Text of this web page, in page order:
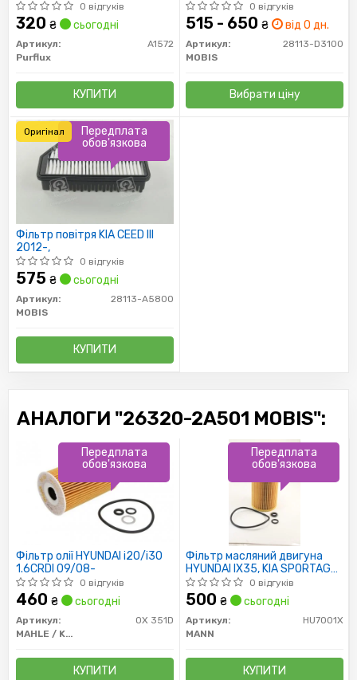
0 відгуків
320 ₴ сьогодні
Артикул:
A1572
Purflux
КУПИТИ
0 відгуків
515 - 650 ₴ від 0 дн.
Артикул:
28113-D3100
MOBIS
Вибрати ціну
Фільтр повітря KIA CEED III
2012-,
0 відгуків
575 ₴ сьогодні
Артикул:
28113-A5800
MOBIS
КУПИТИ
Передплата
обов'язкова
Оригінал
АНАЛОГИ "26320-2A501 MOBIS":
Фільтр олії HYUNDAI i20/i30
1.6CRDI 09/08-
0 відгуків
460 ₴ сьогодні
Артикул:
OX 351D
MAHLE / KNECHT
КУПИТИ
Передплата
обов'язкова
Фільтр масляний двигуна
HYUNDAI IX35, KIA SPORTAGE
III, IV 1.7 CRDI 10- (пр-во MANN)
0 відгуків
500 ₴ сьогодні
Артикул:
HU7001X
MANN
КУПИТИ
Передплата
обов'язкова